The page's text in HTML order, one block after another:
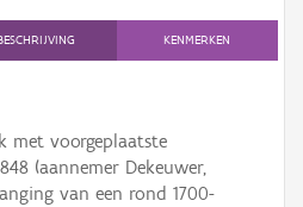
KENMERKEN
met voorgeplaatste
(aannemer Dekeuwer,
van een rond 1700-